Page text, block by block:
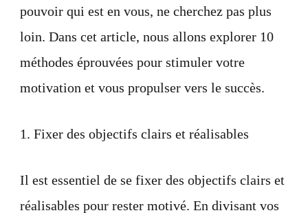
pouvoir qui est en vous, ne cherchez pas plus
loin. Dans cet article, nous allons explorer 10
méthodes éprouvées pour stimuler votre
motivation et vous propulser vers le succès.
1. Fixer des objectifs clairs et réalisables
Il est essentiel de se fixer des objectifs clairs et
réalisables pour rester motivé. En divisant vos